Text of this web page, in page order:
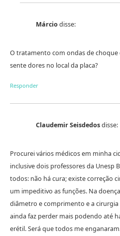
Márciodisse:
O tratamento com ondas de choque
sente dores no local da placa?
Responder
Claudemir Seisdedosdisse:
Procurei vários médicos em minha
inclusive dois professores da Unesp
todos: não há cura; existe correção
um impeditivo as funções. Na
diâmetro e comprimento e a
ainda faz perder mais podendo até
erétil. Será que todos me